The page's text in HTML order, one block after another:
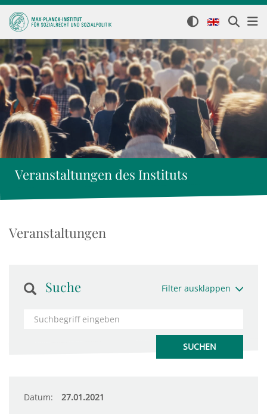
Veranstaltungen des Instituts
Veranstaltungen
Suche Filter ausklappen
Datum: 27.01.2021